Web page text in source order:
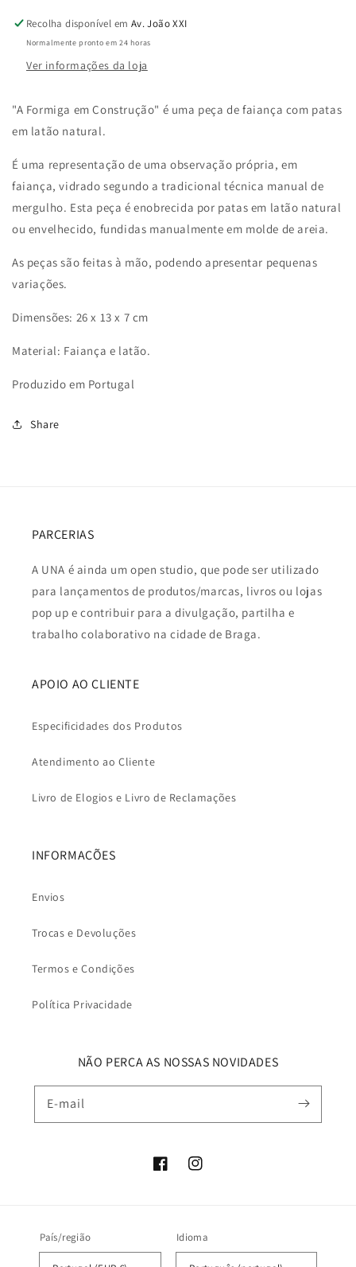
Recolha disponível em Av. João XXI
Normalmente pronto em 24 horas
Ver informações da loja
"A Formiga em Construção" é uma peça de faiança com patas
em latão natural.
É uma representação de uma observação própria, em
faiança, vidrado segundo a tradicional técnica manual de
mergulho. Esta peça é enobrecida por patas em latão natural
ou envelhecido, fundidas manualmente em molde de areia.
As peças são feitas à mão, podendo apresentar pequenas
variações.
Dimensões: 26 x 13 x 7 cm
Material: Faiança e latão.
Produzido em Portugal
Share
PARCERIAS
A UNA é ainda um open studio, que pode ser utilizado
para lançamentos de produtos/marcas, livros ou lojas
pop up e contribuir para a divulgação, partilha e
trabalho colaborativo na cidade de Braga.
APOIO AO CLIENTE
Especificidades dos Produtos
Atendimento ao Cliente
Livro de Elogios e Livro de Reclamações
INFORMAÇÕES
Envios
Trocas e Devoluções
Termos e Condições
Política Privacidade
NÃO PERCA AS NOSSAS NOVIDADES
E-mail
FacebookInstagram
País/região Idioma